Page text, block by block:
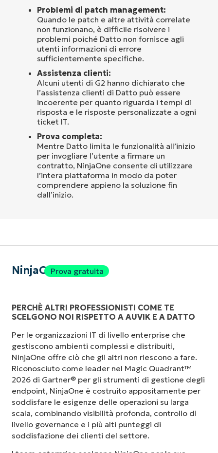
Problemi di patch management:
Quando le patch e altre attività correlate
non funzionano, è difficile risolvere i
problemi poiché Datto non fornisce agli
utenti informazioni di errore
sufficientemente specifiche.
Assistenza clienti:
Alcuni utenti di G2 hanno dichiarato che
l’assistenza clienti di Datto può essere
incoerente per quanto riguarda i tempi di
risposta e le risposte personalizzate a ogni
ticket IT.
Prova completa:
Mentre Datto limita le funzionalità all’inizio
per invogliare l’utente a firmare un
contratto, NinjaOne consente di utilizzare
l’intera piattaforma in modo da poter
comprendere appieno la soluzione fin
dall’inizio.
NinjaOneProva gratuita
PERCHÈ ALTRI PROFESSIONISTI COME TE
SCELGONO NOI RISPETTO A AUVIK E A DATTO
Per le organizzazioni IT di livello enterprise che
gestiscono ambienti complessi e distribuiti,
NinjaOne offre ciò che gli altri non riescono a fare.
Riconosciuto come leader nel Magic Quadrant™
2026 di Gartner® per gli strumenti di gestione degli
endpoint, NinjaOne è costruito appositamente per
soddisfare le esigenze delle operazioni su larga
scala, combinando visibilità profonda, controllo di
livello governance e i più alti punteggi di
soddisfazione dei clienti del settore.